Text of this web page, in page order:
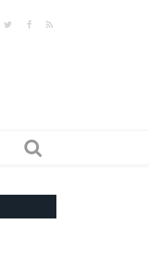
TwitterFacebook
RSS